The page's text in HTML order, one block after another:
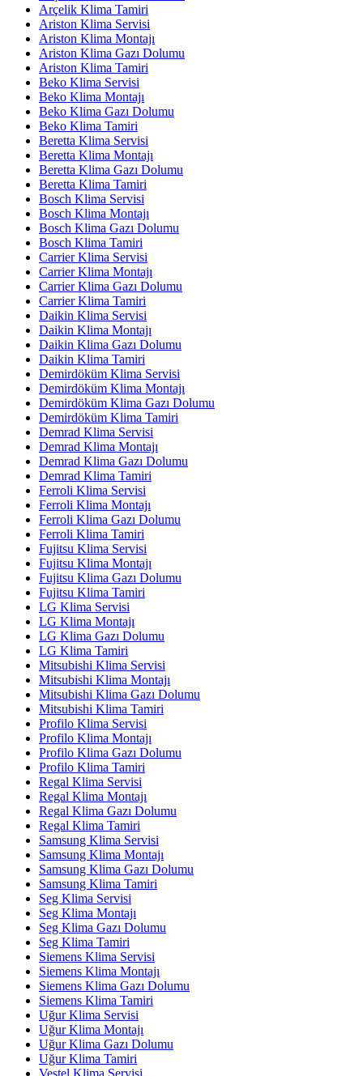
Arçelik Klima Tamiri
Ariston Klima Servisi
Ariston Klima Montajı
Ariston Klima Gazı Dolumu
Ariston Klima Tamiri
Beko Klima Servisi
Beko Klima Montajı
Beko Klima Gazı Dolumu
Beko Klima Tamiri
Beretta Klima Servisi
Beretta Klima Montajı
Beretta Klima Gazı Dolumu
Beretta Klima Tamiri
Bosch Klima Servisi
Bosch Klima Montajı
Bosch Klima Gazı Dolumu
Bosch Klima Tamiri
Carrier Klima Servisi
Carrier Klima Montajı
Carrier Klima Gazı Dolumu
Carrier Klima Tamiri
Daikin Klima Servisi
Daikin Klima Montajı
Daikin Klima Gazı Dolumu
Daikin Klima Tamiri
Demirdöküm Klima Servisi
Demirdöküm Klima Montajı
Demirdöküm Klima Gazı Dolumu
Demirdöküm Klima Tamiri
Demrad Klima Servisi
Demrad Klima Montajı
Demrad Klima Gazı Dolumu
Demrad Klima Tamiri
Ferroli Klima Servisi
Ferroli Klima Montajı
Ferroli Klima Gazı Dolumu
Ferroli Klima Tamiri
Fujitsu Klima Servisi
Fujitsu Klima Montajı
Fujitsu Klima Gazı Dolumu
Fujitsu Klima Tamiri
LG Klima Servisi
LG Klima Montajı
LG Klima Gazı Dolumu
LG Klima Tamiri
Mitsubishi Klima Servisi
Mitsubishi Klima Montajı
Mitsubishi Klima Gazı Dolumu
Mitsubishi Klima Tamiri
Profilo Klima Servisi
Profilo Klima Montajı
Profilo Klima Gazı Dolumu
Profilo Klima Tamiri
Regal Klima Servisi
Regal Klima Montajı
Regal Klima Gazı Dolumu
Regal Klima Tamiri
Samsung Klima Servisi
Samsung Klima Montajı
Samsung Klima Gazı Dolumu
Samsung Klima Tamiri
Seg Klima Servisi
Seg Klima Montajı
Seg Klima Gazı Dolumu
Seg Klima Tamiri
Siemens Klima Servisi
Siemens Klima Montajı
Siemens Klima Gazı Dolumu
Siemens Klima Tamiri
Uğur Klima Servisi
Uğur Klima Montajı
Uğur Klima Gazı Dolumu
Uğur Klima Tamiri